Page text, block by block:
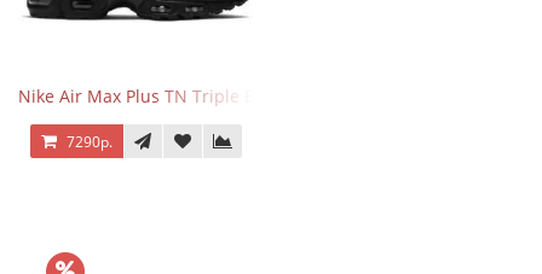
Nike Air Max Plus TN Triple Black
7290р.